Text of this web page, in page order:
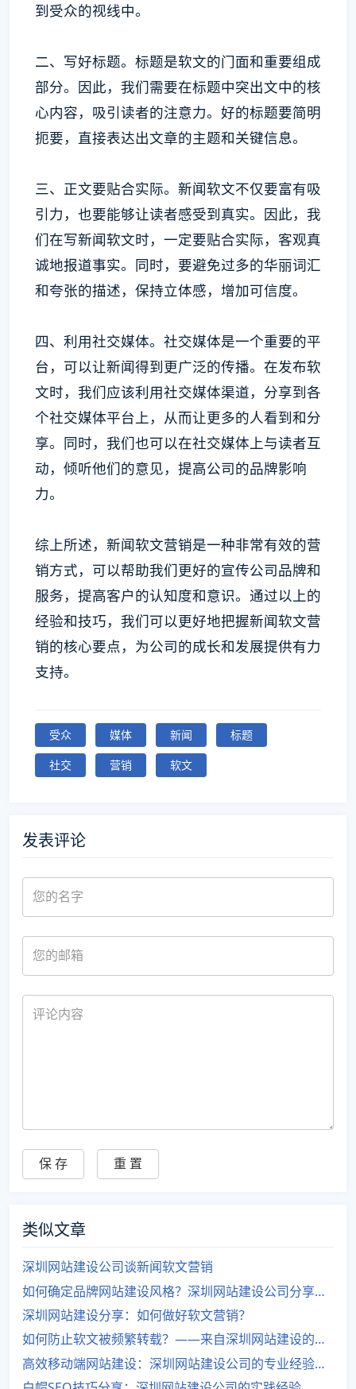
到受众的视线中。
二、写好标题。标题是软文的门面和重要组成
部分。因此，我们需要在标题中突出文中的核
心内容，吸引读者的注意力。好的标题要简明
扼要，直接表达出文章的主题和关键信息。
三、正文要贴合实际。新闻软文不仅要富有吸
引力，也要能够让读者感受到真实。因此，我
们在写新闻软文时，一定要贴合实际，客观真
诚地报道事实。同时，要避免过多的华丽词汇
和夸张的描述，保持立体感，增加可信度。
四、利用社交媒体。社交媒体是一个重要的平
台，可以让新闻得到更广泛的传播。在发布软
文时，我们应该利用社交媒体渠道，分享到各
个社交媒体平台上，从而让更多的人看到和分
享。同时，我们也可以在社交媒体上与读者互
动，倾听他们的意见，提高公司的品牌影响
力。
综上所述，新闻软文营销是一种非常有效的营
销方式，可以帮助我们更好的宣传公司品牌和
服务，提高客户的认知度和意识。通过以上的
经验和技巧，我们可以更好地把握新闻软文营
销的核心要点，为公司的成长和发展提供有力
支持。
受众 媒体 新闻
标题
社交
营销 软文
发表评论
类似文章
深圳网站建设公司谈新闻软文营销
如何确定品牌网站建设风格？深圳网站建设公司分享经验
深圳网站建设分享：如何做好软文营销？
如何防止软文被频繁转载？——来自深圳网站建设的经验分享
高效移动端网站建设：深圳网站建设公司的专业经验分享